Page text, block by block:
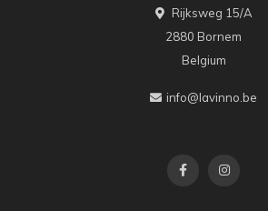
Rijksweg 15/A
2880 Bornem
Belgium
info@lavinno.be